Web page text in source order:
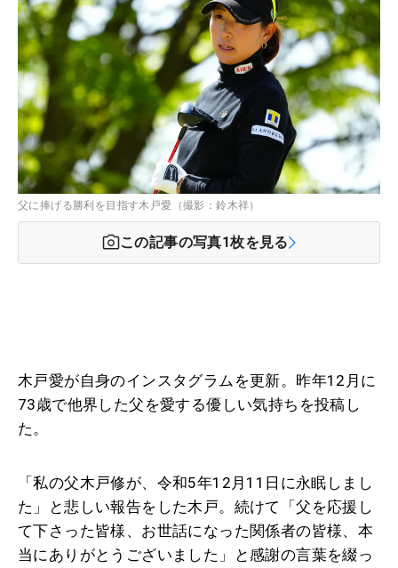
父に捧げる勝利を目指す木戸愛（撮影：鈴木祥）
この記事の写真1枚を見る
木戸愛が自身のインスタグラムを更新。昨年12月に
73歳で他界した父を愛する優しい気持ちを投稿し
た。
「私の父木戸修が、令和5年12月11日に永眠しまし
た」と悲しい報告をした木戸。続けて「父を応援し
て下さった皆様、お世話になった関係者の皆様、本
当にありがとうございました」と感謝の言葉を綴っ